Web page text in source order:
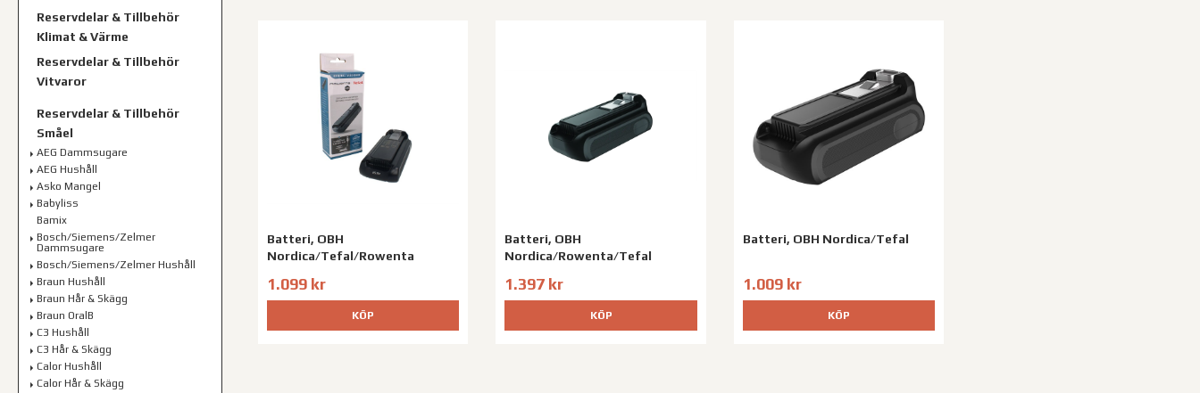
Reservdelar & Tillbehör
Klimat & Värme
Reservdelar & Tillbehör
Vitvaror
Reservdelar & Tillbehör
Småel
AEG Dammsugare
AEG Hushåll
Asko Mangel
Babyliss
Bamix
Bosch/Siemens/Zelmer
Dammsugare
Bosch/Siemens/Zelmer Hushåll
Braun Hushåll
Braun Hår & Skägg
Braun OralB
C3 Hushåll
C3 Hår & Skägg
Calor Hushåll
Calor Hår & Skägg
Batteri, OBH
Nordica/Tefal/Rowenta
1.099 kr
KÖP
Batteri, OBH
Nordica/Rowenta/Tefal
1.397 kr
KÖP
Batteri, OBH Nordica/Tefal
1.009 kr
KÖP